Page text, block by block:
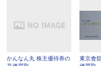
かんなん丸 株主優待券の
東京會